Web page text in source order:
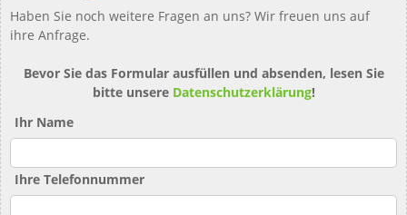
Haben Sie noch weitere Fragen an uns? Wir freuen uns auf
ihre Anfrage.
Bevor Sie das Formular ausfüllen und absenden, lesen Sie
bitte unsere Datenschutzerklärung!
Ihr Name
Ihre Telefonnummer